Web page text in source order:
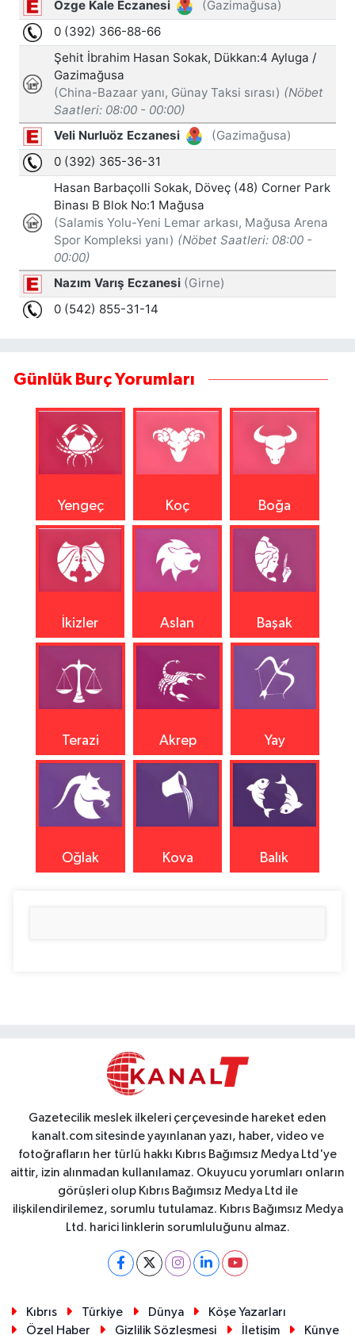
Günlük Burç Yorumları
Yengeç Koç Boğa
İkizler Aslan Başak
Terazi Akrep Yay
Oğlak Kova Balık
Gazetecilik meslek ilkeleri çerçevesinde hareket eden
kanalt.com sitesinde yayınlanan yazı, haber, video ve
fotoğrafların her türlü hakkı Kıbrıs Bağımsız Medya Ltd'ye
aittir, izin alınmadan kullanılamaz. Okuyucu yorumları onların
görüşleri olup Kıbrıs Bağımsız Medya Ltd ile
ilişkilendirilemez, sorumlu tutulamaz. Kıbrıs Bağımsız Medya
Ltd. harici linklerin sorumluluğunu almaz.
Kıbrıs Türkiye Dünya
Köşe Yazarları
Özel Haber
Gizlilik Sözleşmesi İletişim Künye